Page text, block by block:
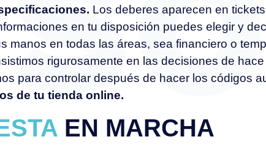
Los deberes aparecen en
en tu disposición puedes elegir y
manos en todas las áreas, sea financiero o
rigurosamente en las decisiones de
para controlar después de hacer los códigos
de tu tienda online.
EN MARCHA